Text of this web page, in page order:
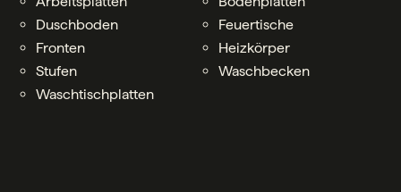
Duschboden
Feuertische
Fronten
Heizkörper
Stufen
Waschbecken
Waschtischplatten